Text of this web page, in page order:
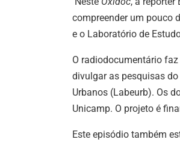
compreender um pouco
e o Laboratório de
O radiodocumentário
divulgar as pesquisas
Urbanos (Labeurb). Os
Unicamp. O projeto é
Este episódio também